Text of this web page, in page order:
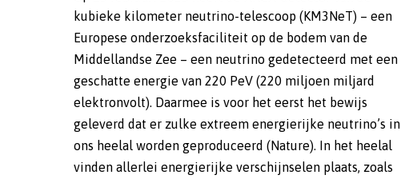
kubieke kilometer neutrino-telescoop (KM3NeT) – een
Europese onderzoeksfaciliteit op de bodem van de
Middellandse Zee – een neutrino gedetecteerd met een
geschatte energie van 220 PeV (220 miljoen miljard
elektronvolt). Daarmee is voor het eerst het bewijs
geleverd dat er zulke extreem energierijke neutrino’s in
ons heelal worden geproduceerd (Nature). In het heelal
vinden allerlei energierijke verschijnselen plaats, zoals
zijn, laten ze zich vanwege hun zwakke interacties met
materie maar moeilijk detecteren. Daarvoor zijn enorme
detectoren nodig, zoals de nog in aanbouw zijnde
KM3NeT-neutrinotelescoop. KM3NeT gebruikt zeewater
als interactiemedium voor neutrino’s. Zijn optische
sensoren detecteren Tsjerenkov-licht: een blauwe gloed
die ontstaat wanneer zich ultrasnelle deeltjes door het
water voortplanten. Het vorig jaar gedetecteerde ultra-